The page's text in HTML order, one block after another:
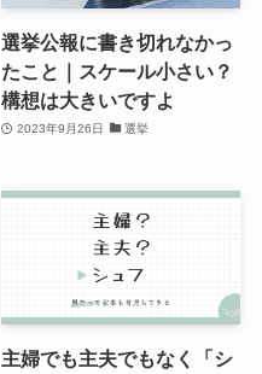
選挙公報に書き切れなかっ
たこと｜スケール小さい？
構想は大きいですよ
2023年9月26日 選挙
主婦でも主夫でもなく「シ